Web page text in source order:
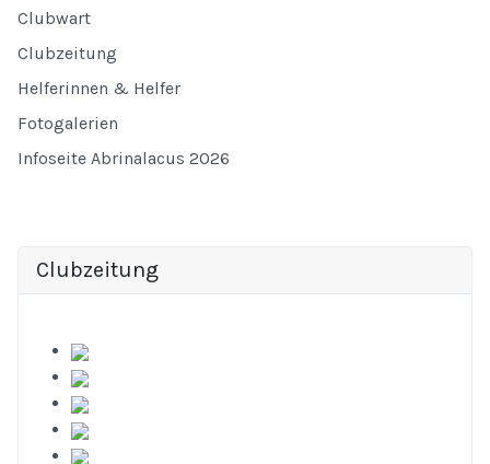
Clubwart
Clubzeitung
Helferinnen & Helfer
Fotogalerien
Infoseite Abrinalacus 2026
Clubzeitung